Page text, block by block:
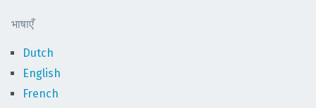
भाषाएँ
Dutch
English
French